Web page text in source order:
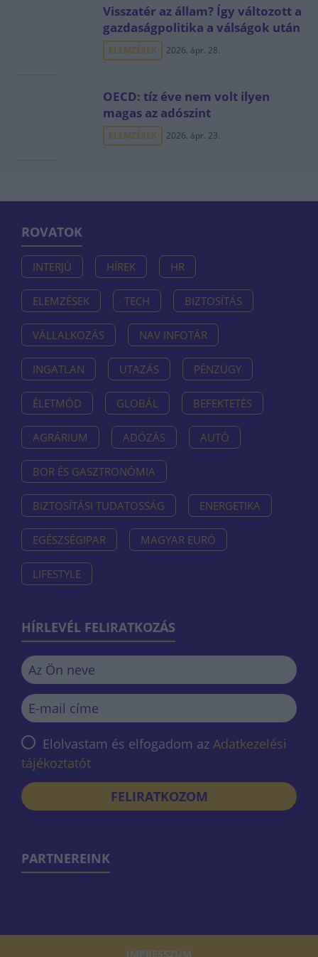
Visszatér az állam? Így változott a
gazdaságpolitika a válságok után
ELEMZÉSEK 2026. ápr. 28.
OECD: tíz éve nem volt ilyen
magas az adószint
ELEMZÉSEK 2026. ápr. 23.
ROVATOK
INTERJÚ HÍREK HR
ELEMZÉSEK TECH BIZTOSÍTÁS
VÁLLALKOZÁS NAV INFOTÁR
INGATLAN UTAZÁS PÉNZÜGY
ÉLETMÓD GLOBÁL BEFEKTETÉS
AGRÁRIUM ADÓZÁS AUTÓ
BOR ÉS GASZTRONÓMIA
BIZTOSÍTÁSI TUDATOSSÁG ENERGETIKA
EGÉSZSÉGIPAR MAGYAR EURÓ
LIFESTYLE
HÍRLEVÉL FELIRATKOZÁS
Elolvastam és elfogadom az Adatkezelési
tájékoztatót
FELIRATKOZOM
PARTNEREINK
IMPRESSZUM